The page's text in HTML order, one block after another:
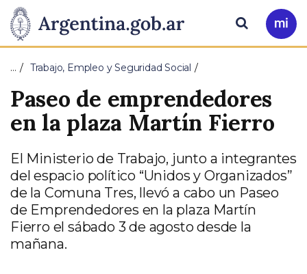
Presidencia
de
la
Nación
Pasar al contenido principal
Ir
a
Buscar
… Trabajo, Empleo y Seguridad Social
Paseo de emprendedores
en la plaza Martín Fierro
El Ministerio de Trabajo, junto a integrantes
del espacio político “Unidos y Organizados”
de la Comuna Tres, llevó a cabo un Paseo
de Emprendedores en la plaza Martín
Fierro el sábado 3 de agosto desde la
mañana.